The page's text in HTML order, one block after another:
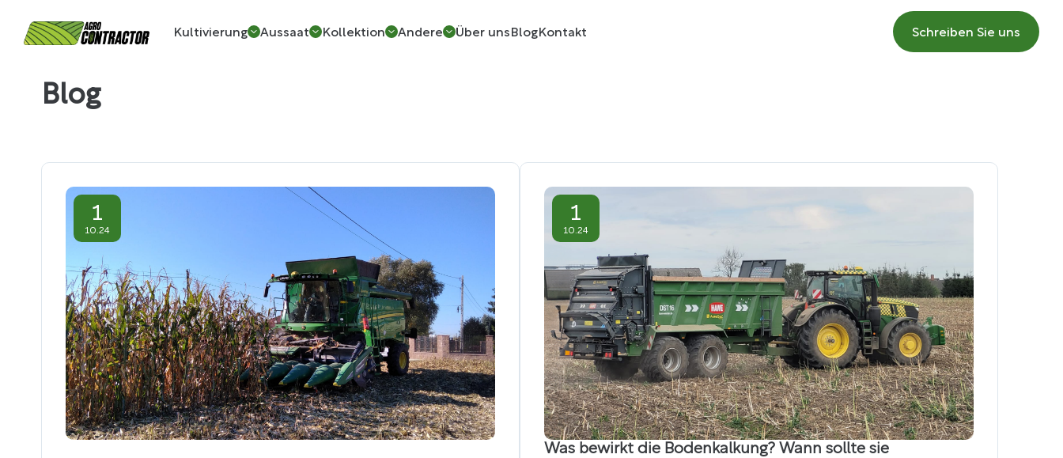
Kultivierung Aussaat Kollektion Andere Über uns BlogKontakt Schreiben Sie uns
Blog
1
10.24
1
10.24
Was bewirkt die Bodenkalkung? Wann sollte sie